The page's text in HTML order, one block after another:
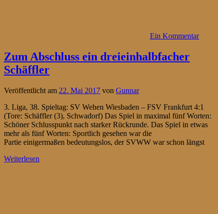
Ein Kommentar
Zum Abschluss ein dreieinhalbfacher
Schäffler
Veröffentlicht am 22. Mai 2017 von Gunnar
3. Liga, 38. Spieltag: SV Wehen Wiesbaden – FSV Frankfurt 4:1
(Tore: Schäffler (3), Schwadorf) Das Spiel in maximal fünf Worten:
Schöner Schlusspunkt nach starker Rückrunde. Das Spiel in etwas
mehr als fünf Worten: Sportlich gesehen war die
Partie einigermaßen bedeutungslos, der SVWW war schon längst
Weiterlesen